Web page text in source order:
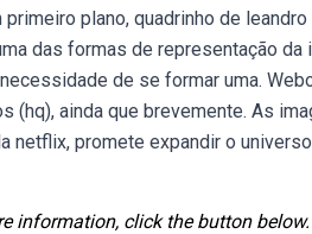
plano, quadrinho de
das formas de representação da
de se formar uma.
(hq), ainda que brevemente. As
netflix, promete expandir o
information, click the button below.